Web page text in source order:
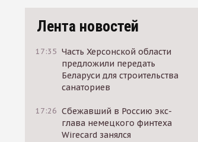
Лента новостей
17:35 Часть Херсонской области
предложили передать
Беларуси для строительства
санаториев
17:26 Сбежавший в Россию экс-
глава немецкого финтеха
Wirecard занялся